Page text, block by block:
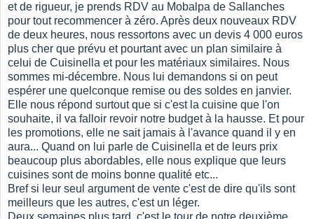
et de rigueur, je prends RDV au Mobalpa de Sallanches
pour tout recommencer à zéro. Après deux nouveaux RDV
de deux heures, nous ressortons avec un devis 4 000 euros
plus cher que prévu et pourtant avec un plan similaire à
celui de Cuisinella et pour les matériaux similaires. Nous
sommes mi-décembre. Nous lui demandons si on peut
espérer une quelconque remise ou des soldes en janvier.
Elle nous répond surtout que si c'est la cuisine que l'on
souhaite, il va falloir revoir notre budget à la hausse. Et pour
les promotions, elle ne sait jamais à l'avance quand il y en
aura... Quand on lui parle de Cuisinella et de leurs prix
beaucoup plus abordables, elle nous explique que leurs
cuisines sont de moins bonne qualité etc...
Bref si leur seul argument de vente c'est de dire qu'ils sont
meilleurs que les autres, c'est un léger.